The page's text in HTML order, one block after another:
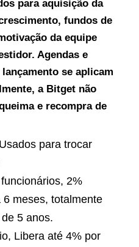
para aquisição da
fundos de
da equipe
Agendas e
se aplicam
a Bitget não
e recompra de
para trocar
2%
meses, totalmente
5 anos.
Libera até 4% por